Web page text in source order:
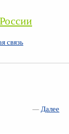
связь
—Далее